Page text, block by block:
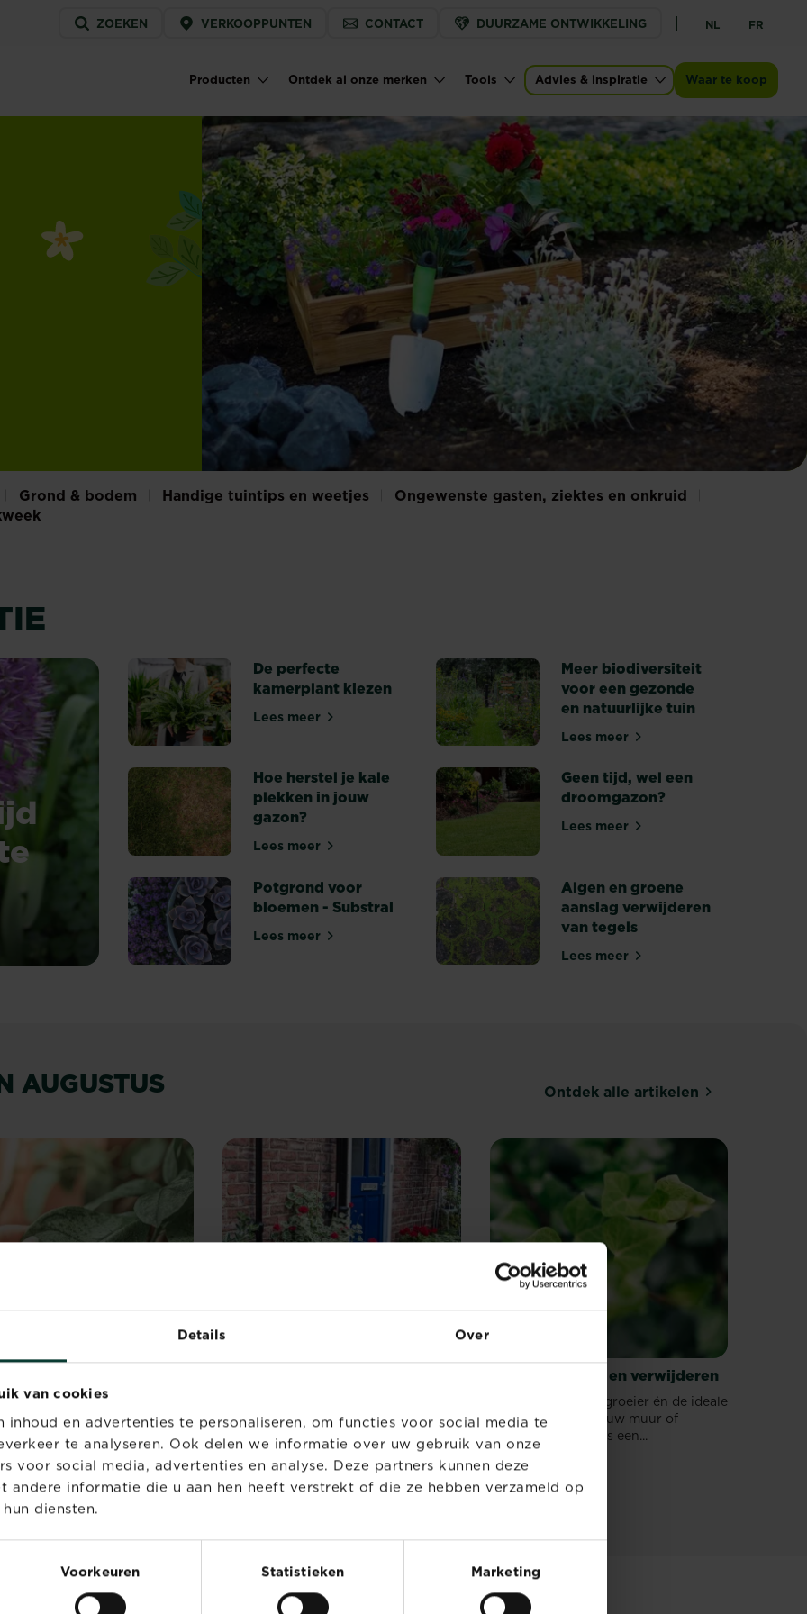
Details Over
van cookies
inhoud en advertenties te personaliseren, om functies voor social media te
te analyseren. Ook delen we informatie over uw gebruik van onze
voor social media, advertenties en analyse. Deze partners kunnen deze
andere informatie die u aan hen heeft verstrekt of die ze hebben verzameld op
diensten.
Voorkeuren Statistieken Marketing
Service
menu
ZOEKEN VERKOOPPUNTEN CONTACT DUURZAME ONTWIKKELING NL FR
Main navigation
Producten Ontdek al onze merken Tools Advies & inspiratie Waar te koop
Grond & bodem Handige tuintips en weetjes
Ongewenste gasten, ziektes en onkruid
te planten?
De perfecte
kamerplant kiezen
Lees meerDe perfecte kamerplant kiezen
Meer biodiversiteit
voor een gezonde
en natuurlijke tuin
Lees meerMeer biodiversiteit voor een
Hoe herstel je kale
plekken in jouw
gazon?
Lees meerHoe herstel je kale plekken in jouw gazon?
Geen tijd, wel een
droomgazon?
Lees meerGeen tijd, wel een
Potgrond voor
bloemen - Substral
Lees meerPotgrond voor bloemen - Substral
Algen en groene
aanslag verwijderen
van tegels
Lees meerAlgen en groene aanslag
AUGUSTUS Ontdek alle artikelen
herkennen
worden vaak
door schimmels,
en virussen, maar ook door
Een verzorgde voortuin kan
wonderen doen. Het is uitnodigend,
een weergave van jouw persoonlijke...
Klimop snoeien en verwijderen
Stevig, een goede groeier én de ideale
aankleding voor jouw muur of
schutting: klimop is een...